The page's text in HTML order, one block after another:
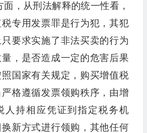
，从刑法解释的统一性看，
专用发票罪是行为犯，其犯
要求实施了非法买卖的行为
，是否造成一定的危害后果
国家有关规定，购买增值税
格遵循发票领购秩序，由增
人持相应凭证到指定税务机
新方式进行领购，其他任何